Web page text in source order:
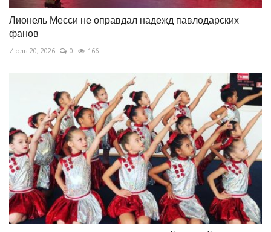
Лионель Месси не оправдал надежд павлодарских
фанов
Июль 20, 2026 0 166